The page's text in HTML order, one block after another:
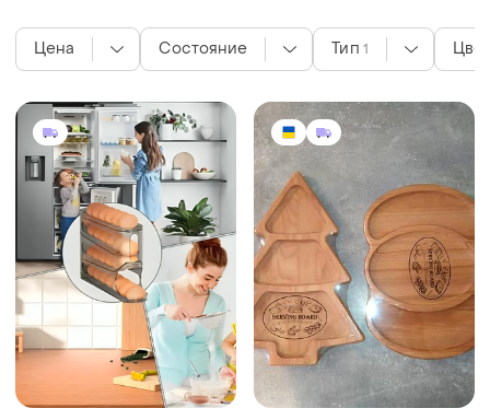
Цена Состояние Тип 1